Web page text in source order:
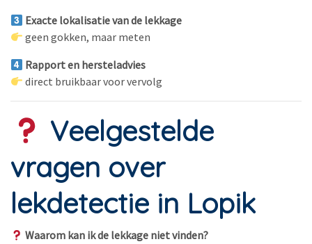
Exacte lokalisatie van de lekkage
geen gokken, maar meten
Rapport en hersteladvies
direct bruikbaar voor vervolg
Veelgestelde
vragen over
lekdetectie in Lopik
Waarom kan ik de lekkage niet vinden?